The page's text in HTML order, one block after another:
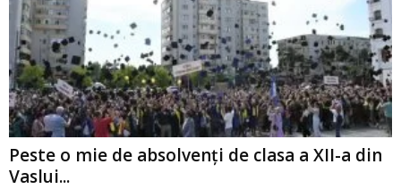
Peste o mie de absolvenți de clasa a XII-a din
Vaslui...